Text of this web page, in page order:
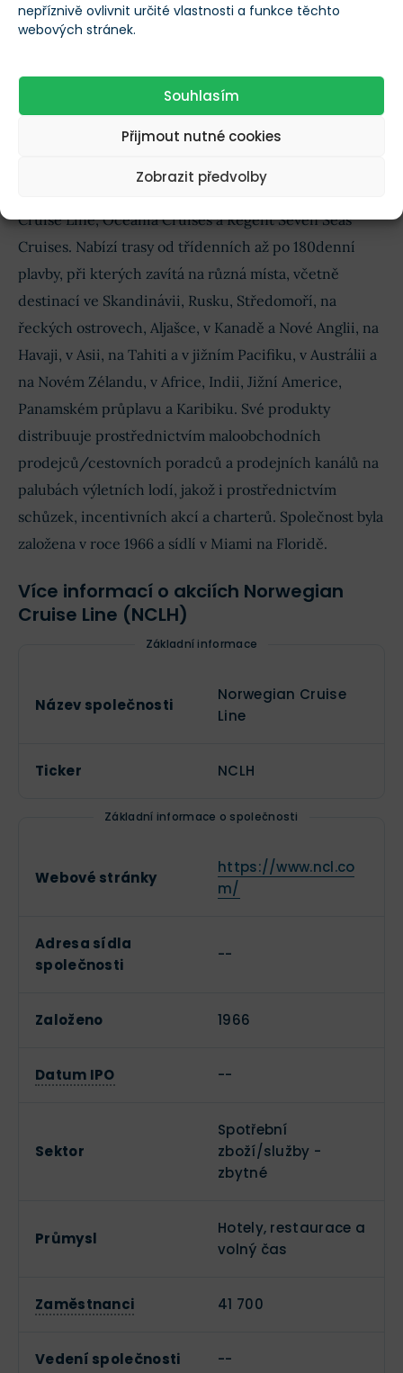
nepříznivě ovlivnit určité vlastnosti a funkce těchto
webových stránek.
Souhlasím
Přijmout nutné cookies
Zobrazit předvolby
Popis společnosti Norwegian Cruise Line
Společnost Norwegian Cruise Line Holdings Ltd. spolu
se svými dceřinými společnostmi působí jako
společnost provozující výletní plavby v Severní
Cruise Line, Oceania Cruises a Regent Seven Seas
Cruises. Nabízí trasy od třídenních až po 180denní
plavby, při kterých zavítá na různá místa, včetně
destinací ve Skandinávii, Rusku, Středomoří, na
řeckých ostrovech, Aljašce, v Kanadě a Nové Anglii, na
Havaji, v Asii, na Tahiti a v jižním Pacifiku, v Austrálii a
na Novém Zélandu, v Africe, Indii, Jižní Americe,
Panamském průplavu a Karibiku. Své produkty
distribuuje prostřednictvím maloobchodních
prodejců/cestovních poradců a prodejních kanálů na
palubách výletních lodí, jakož i prostřednictvím
schůzek, incentivních akcí a charterů. Společnost byla
založena v roce 1966 a sídlí v Miami na Floridě.
Více informací o akciích Norwegian
Cruise Line (NCLH)
Základní informace
Název společnosti
Norwegian Cruise
Line
Ticker NCLH
Základní informace o společnosti
Webové stránky
https://www.ncl.co
m/
Adresa sídla
společnosti
--
Založeno 1966
Datum IPO --
Sektor
Spotřební
zboží/služby -
zbytné
Průmysl
Hotely, restaurace a
volný čas
Zaměstnanci 41 700
Vedení společnosti --